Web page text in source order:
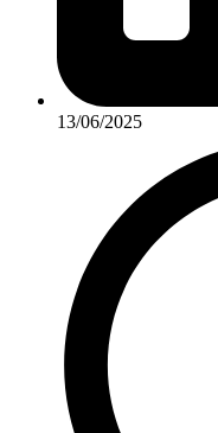
13/06/2025